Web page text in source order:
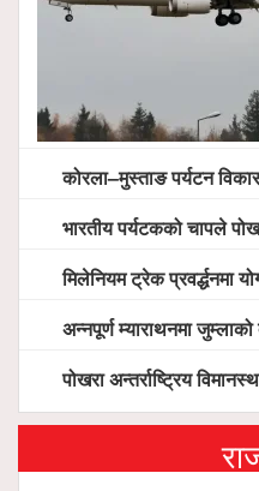
कोरला–मुस्ताङ पर्यटन विकासलाई गति दिने
भारतीय पर्यटकको चापले
मिलेनियम ट्रेक प्रवर्द्धनमा योगदान : राससका
अन्नपूर्ण म्याराथनमा जुम्लाको दबदबा :
पोखरा अन्तर्राष्ट्रिय विमानस्थलमा फ्लाई दुबईको बढ्दो